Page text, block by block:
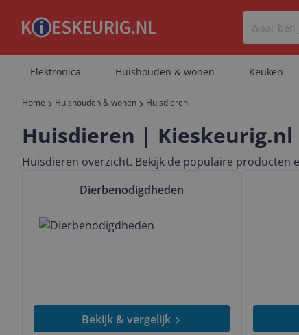
Elektronica Huishouden & wonen Keuken
Home Huishouden & wonen Huisdieren
Huisdieren | Kieskeurig.nl
Huisdieren overzicht. Bekijk de populaire producten
Dierbenodigdheden
Bekijk & vergelijk